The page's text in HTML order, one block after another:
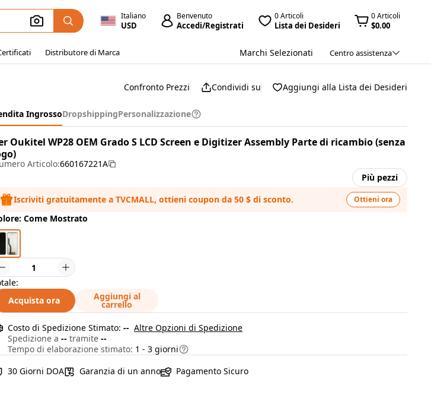
Italiano
USD
Benvenuto
Accedi/Registrati
0 Articoli
Lista dei Desideri
0 Articoli
$0.00
Distributore di Marca Marchi Selezionati Centro assistenza
Confronto Prezzi Condividi su Aggiungi alla Lista dei Desideri
IngrossoDropshippingPersonalizzazione
Oukitel WP28 OEM Grado S LCD Screen e Digitizer Assembly Parte di ricambio (senza
Articolo:660167221A
Più pezzi
Iscriviti gratuitamente a TVCMALL, ottieni coupon da 50 $ di sconto.
Ottieni ora
Come Mostrato
Acquista ora
Aggiungi al
carrello
Costo di Spedizione Stimato: -- Altre Opzioni di Spedizione
Spedizione a -- tramite --
Tempo di elaborazione stimato: 1 - 3 giorni
30 Giorni DOA
Garanzia di un anno Pagamento Sicuro